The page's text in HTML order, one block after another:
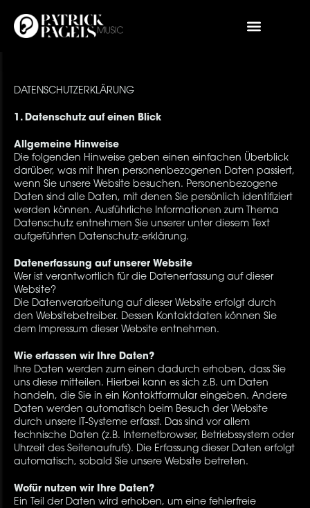
DATENSCHUTZERKLÄRUNG
1. Datenschutz auf einen Blick
Allgemeine Hinweise
Die folgenden Hinweise geben einen einfachen Überblick
darüber, was mit Ihren personenbezogenen Daten passiert,
wenn Sie unsere Website besuchen. Personenbezogene
Daten sind alle Daten, mit denen Sie persönlich identifiziert
werden können. Ausführliche Informationen zum Thema
Datenschutz entnehmen Sie unserer unter diesem Text
aufgeführten Datenschutz-erklärung.
Datenerfassung auf unserer Website
Wer ist verantwortlich für die Datenerfassung auf dieser
Website?
Die Datenverarbeitung auf dieser Website erfolgt durch
den Websitebetreiber. Dessen Kontaktdaten können Sie
dem Impressum dieser Website entnehmen.
Wie erfassen wir Ihre Daten?
Ihre Daten werden zum einen dadurch erhoben, dass Sie
uns diese mitteilen. Hierbei kann es sich z.B. um Daten
handeln, die Sie in ein Kontaktformular eingeben. Andere
Daten werden automatisch beim Besuch der Website
durch unsere IT-Systeme erfasst. Das sind vor allem
technische Daten (z.B. Internetbrowser, Betriebssystem oder
Uhrzeit des Seitenaufrufs). Die Erfassung dieser Daten erfolgt
automatisch, sobald Sie unsere Website betreten.
Wofür nutzen wir Ihre Daten?
Ein Teil der Daten wird erhoben, um eine fehlerfreie